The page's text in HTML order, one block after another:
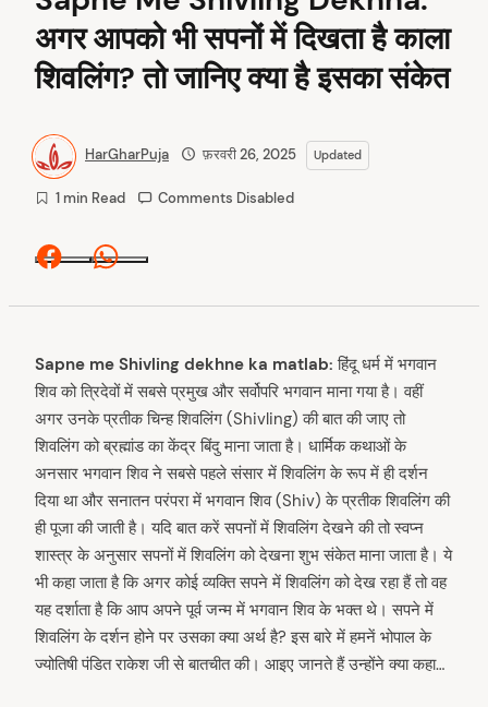
अगर आपको भी सपनों में दिखता है काला
शिवलिंग? तो जानिए क्या है इसका संकेत
HarGharPuja फ़रवरी 26, 2025 Updated
1 min Read Comments Disabled
Facebook
Sapne me Shivling dekhne ka matlab: हिंदू धर्म में भगवान
शिव को त्रिदेवों में सबसे प्रमुख और सर्वोपरि भगवान माना गया है। वहीं
अगर उनके प्रतीक चिन्ह शिवलिंग (Shivling) की बात की जाए तो
शिवलिंग को ब्रह्मांड का केंद्र बिंदु माना जाता है। धार्मिक कथाओं के
अनसार भगवान शिव ने सबसे पहले संसार में शिवलिंग के रूप में ही दर्शन
दिया था और सनातन परंपरा में भगवान शिव (Shiv) के प्रतीक शिवलिंग की
ही पूजा की जाती है। यदि बात करें सपनों में शिवलिंग देखने की तो स्वप्न
शास्त्र के अनुसार सपनों में शिवलिंग को देखना शुभ संकेत माना जाता है। ये
भी कहा जाता है कि अगर कोई व्यक्ति सपने में शिवलिंग को देख रहा हैं तो वह
यह दर्शाता है कि आप अपने पूर्व जन्म में भगवान शिव के भक्त थे। सपने में
शिवलिंग के दर्शन होने पर उसका क्या अर्थ है? इस बारे में हमनें भोपाल के
ज्योतिषी पंडित राकेश जी से बातचीत की। आइए जानते हैं उन्होंने क्या कहा…